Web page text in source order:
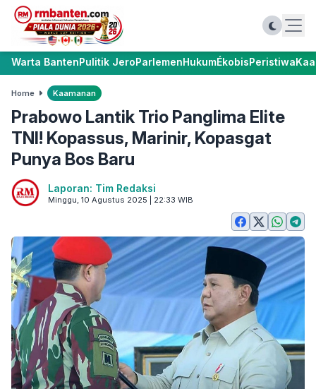
Warta BantenPulitik JeroParlemenHukumÉkobisPeristiwa
Home Kaamanan
Prabowo Lantik Trio Panglima Elite
TNI! Kopassus, Marinir, Kopasgat
Punya Bos Baru
Laporan: Tim Redaksi
Minggu, 10 Agustus 2025 | 22:33 WIB